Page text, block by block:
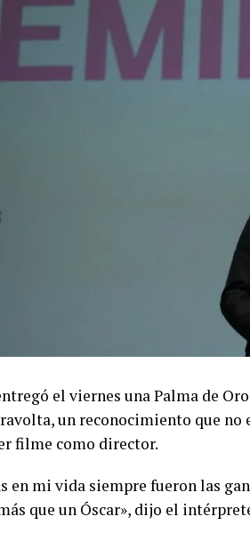
el viernes una Palma de
un reconocimiento que no
filme como director.
mi vida siempre fueron las
que un Óscar», dijo el